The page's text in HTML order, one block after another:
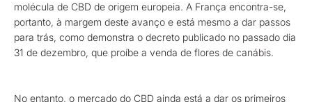
molécula de CBD de origem europeia. A França encontra-se,
portanto, à margem deste avanço e está mesmo a dar passos
para trás, como demonstra o decreto publicado no passado dia
31 de dezembro, que proíbe a venda de flores de canábis.
No entanto, o mercado do CBD ainda está a dar os primeiros